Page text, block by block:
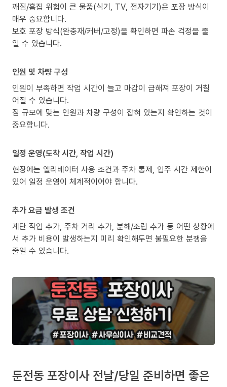
깨짐/흠집 위험이 큰 물품(식기, TV, 전자기기)은 포장 방식이
매우 중요합니다.
보호 포장 방식(완충재/커버/고정)을 확인하면 파손 걱정을 줄
일 수 있습니다.
인원 및 차량 구성
인원이 부족하면 작업 시간이 늘고 마감이 급해져 포장이 거칠
어질 수 있습니다.
짐 규모에 맞는 인원과 차량 구성이 잡혀 있는지 확인하는 것이
중요합니다.
일정 운영(도착 시간, 작업 시간)
현장에는 엘리베이터 사용 조건과 주차 통제, 입주 시간 제한이
있어 일정 운영이 체계적이어야 합니다.
추가 요금 발생 조건
계단 작업 추가, 주차 거리 추가, 분해/조립 추가 등 어떤 상황에
서 추가 비용이 발생하는지 미리 확인해두면 불필요한 분쟁을
줄일 수 있습니다.
둔전동 포장이사 전날/당일 준비하면 좋은